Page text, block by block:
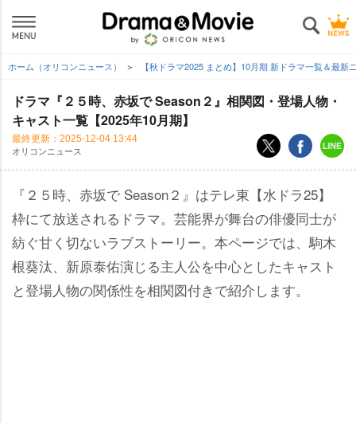
ホーム（オリコンニュース） 【秋ドラマ2025 まとめ】10月期 新ドラマ一覧＆最新
ドラマ『２５時、赤坂で Season２』相関図・登場人物・
キャスト一覧【2025年10月期】
最終更新： 2025-12-04 13:44
オリコンニュース
『２５時、赤坂で Season２』はテレ東【水ドラ25】
枠にて放送されるドラマ。芸能界が舞台の俳優同士が
紡ぐ甘く切ないラブストーリー。本ページでは、駒木
根葵汰、新原泰佑演じる主人公を中心としたキャスト
と登場人物の関係性を相関図付きで紹介します。